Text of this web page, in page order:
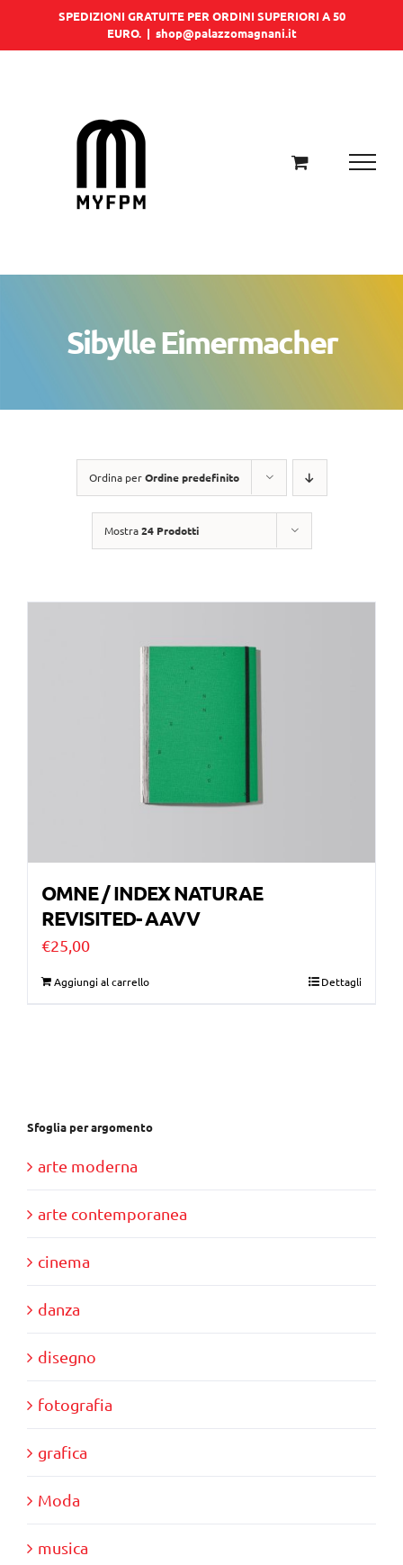
SPEDIZIONI GRATUITE PER ORDINI SUPERIORI A 50
EURO. | shop@palazzomagnani.it
Sibylle Eimermacher
Ordina perOrdine predefinito
Mostra24 Prodotti
OMNE / INDEX NATURAE
REVISITED- AAVV
€25,00
Aggiungi al carrello Dettagli
Sfoglia per argomento
arte moderna
arte contemporanea
cinema
danza
disegno
fotografia
grafica
Moda
musica